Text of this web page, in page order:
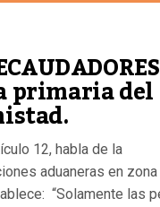
primaria del
12, habla de la
aduaneras en zona
“Solamente las